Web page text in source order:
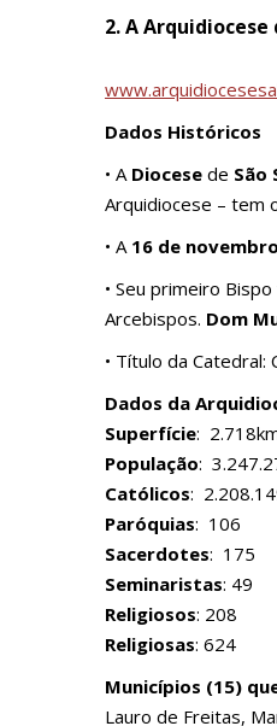
2. A Arquidiocese
Dados Históricos
• A Diocese de São
Arquidiocese – tem
• A 16 de
• Seu primeiro
Arcebispos. Dom
• Título da
Dados da
Superfície:
População:
Católicos:
Paróquias: 106
Sacerdotes: 175
Seminaristas: 49
Religiosos: 208
Religiosas: 624
Municípios (15)
Lauro de Freitas,